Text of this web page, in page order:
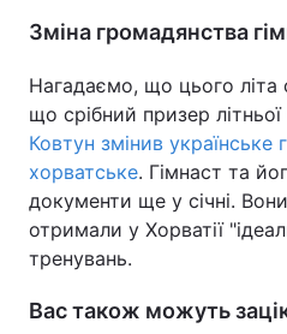
Зміна громадянства
Нагадаємо, що цього літа
що срібний призер
Ковтун змінив українське
хорватське. Гімнаст та
документи ще у січні.
отримали у Хорватії
тренувань.
Вас також можуть